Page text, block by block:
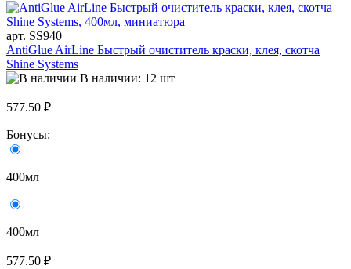
арт. SS940
AntiGlue AirLine Быстрый очиститель краски, клея, скотча
Shine Systems
В наличии: 12 шт
577.50 ₽
Бонусы:
400мл
400мл
577.50 ₽